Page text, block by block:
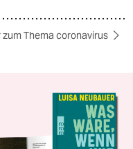
zum Thema coronavirus